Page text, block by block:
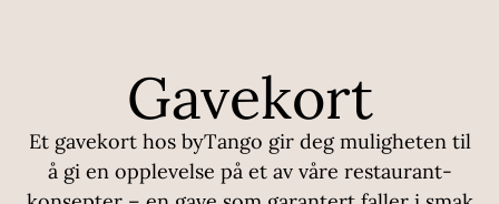
Gavekort
Et gavekort hos byTango gir deg muligheten til
å gi en opplevelse på et av våre restaurant-